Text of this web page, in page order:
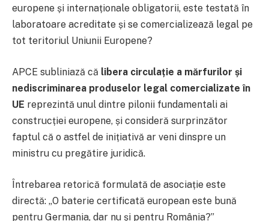
europene și internaționale obligatorii, este testată în
laboratoare acreditate și se comercializează legal pe
tot teritoriul Uniunii Europene?
APCE subliniază că libera circulație a mărfurilor și
nediscriminarea produselor legal comercializate în
UE reprezintă unul dintre pilonii fundamentali ai
construcției europene, și consideră surprinzător
faptul că o astfel de inițiativă ar veni dinspre un
ministru cu pregătire juridică.
Întrebarea retorică formulată de asociație este
directă: „O baterie certificată european este bună
pentru Germania, dar nu și pentru România?”